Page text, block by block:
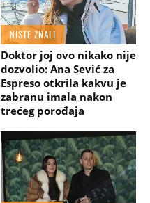
NISTE ZNALI
Doktor joj ovo nikako nije
dozvolio: Ana Sević za
Espreso otkrila kakvu je
zabranu imala nakon
trećeg porođaja